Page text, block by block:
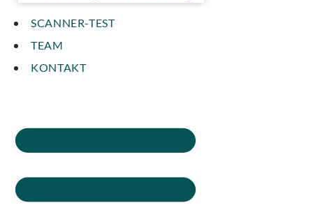
SCANNER-TEST
TEAM
KONTAKT